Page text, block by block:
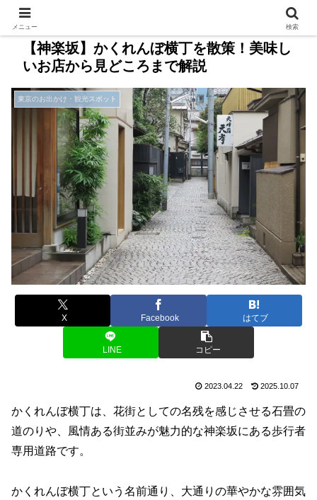
【神楽坂】かくれんぼ横丁を散策！美味し
いお店から見どころまで解説
東京のお出かけ・観光スポット
X Facebook はてブ
LINE コピー
2023.04.22 2025.10.07
かくれんぼ横丁は、花街としての名残を感じさせる石畳の
道のりや、風情ある街並みが魅力的な神楽坂にある歩行者
専用道路です。
かくれんぼ横丁という名前通り、大通りの華やかな雰囲気
メニュー 検索